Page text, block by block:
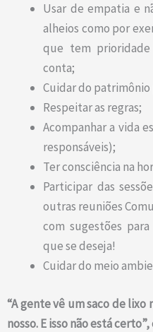
Usar de empatia e
alheios como por
que tem
conta;
Cuidar do
Respeitar as regras;
Acompanhar a vida
responsáveis);
Ter consciência na
Participar das
outras reuniões
com sugestões
que se deseja!
Cuidar do meio
“A gente vê um saco de lixo
nosso. E isso não está